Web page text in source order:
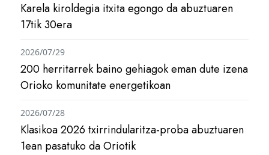
Karela kiroldegia itxita egongo da abuztuaren
17tik 30era
200 herritarrek baino gehiagok eman dute izena
Orioko komunitate energetikoan
2026/07/29
Klasikoa 2026 txirrindularitza-proba abuztuaren
1ean pasatuko da Oriotik
2026/07/28